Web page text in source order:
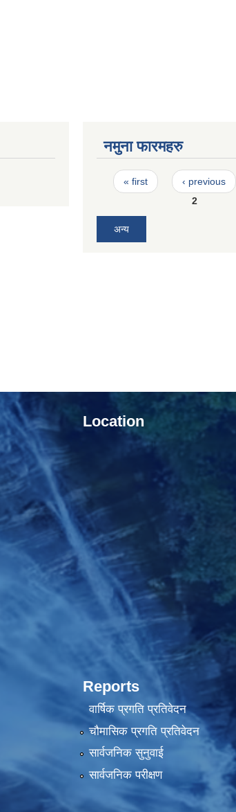
नमुना फारमहरु
Pages
« first ‹ previous
2
अन्य
Location
Reports
वार्षिक प्रगति प्रतिवेदन
चौमासिक प्रगति प्रतिवेदन
सार्वजनिक सुनुवाई
सार्वजनिक परीक्षण